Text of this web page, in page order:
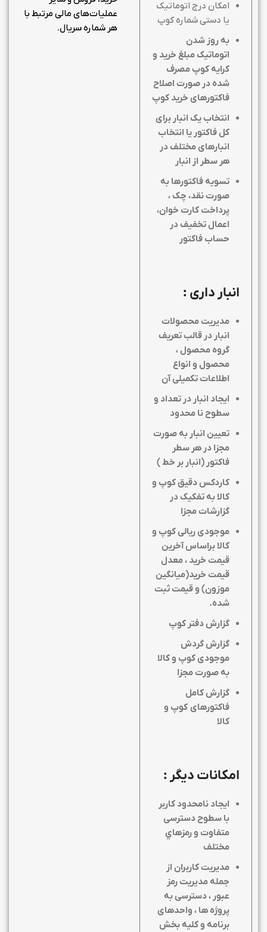
امکان درج اتوماتیک
یا دستی شماره کوپ
به روز شدن
اتوماتیک مبلغ خرید و
کرایه کوپ مصرف
شده در صورت اصلاح
فاکتورهای خرید کوپ
انتخاب یک انبار برای
کل فاکتور یا انتخاب
انبارهای مختلف در
هر سطر از انبار
تسویه فاکتورها به
صورت نقد، چک ،
پرداخت کارت خوان،
اعمال تخفیف در
حساب فاکتور
انبار داری :
مدیریت محصولات
انبار در قالب تعریف
گروه محصول ،
محصول و انواع
اطلاعات تکمیلی آن
ایجاد انبار در تعداد و
سطوح نا محدود
تعیین انبار به صورت
مجزا در هر سطر
فاکتور (انبار بر خط )
کاردکس دقیق کوپ و
کالا به تفکیک در
گزارشات مجزا
موجودی ریالی کوپ و
کالا براساس آخرین
قیمت خرید ، معدل
قیمت خرید(میانگین
موزون) و قیمت ثبت
شده.
گزارش دفتر کوپ
گزارش گردش
موجودی کوپ و کالا
به صورت مجزا
گزارش کامل
فاکتورهای کوپ و
کالا
امکانات دیگر:
ايجاد نامحدود كاربر
با سطوح دسترسی
متفاوت و رمزهاي
مختلف
مدیریت کاربران از
جمله مدیریت رمز
عبور ، دسترسی به
پروژه ها ، واحدهای
برنامه و کلیه بخش
عملیات‌های مالی مرتبط با
هر شماره سریال.